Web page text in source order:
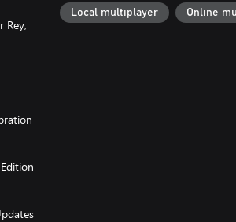
Rey,
Local multiplayer Online